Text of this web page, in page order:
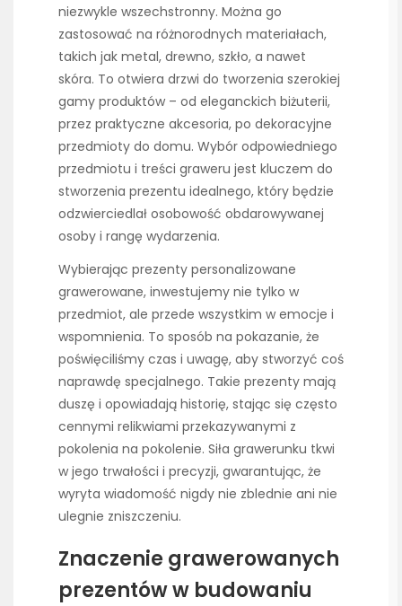
niezwykle wszechstronny. Można go
zastosować na różnorodnych materiałach,
takich jak metal, drewno, szkło, a nawet
skóra. To otwiera drzwi do tworzenia szerokiej
gamy produktów – od eleganckich biżuterii,
przez praktyczne akcesoria, po dekoracyjne
przedmioty do domu. Wybór odpowiedniego
przedmiotu i treści graweru jest kluczem do
stworzenia prezentu idealnego, który będzie
odzwierciedlał osobowość obdarowywanej
osoby i rangę wydarzenia.
Wybierając prezenty personalizowane
grawerowane, inwestujemy nie tylko w
przedmiot, ale przede wszystkim w emocje i
wspomnienia. To sposób na pokazanie, że
poświęciliśmy czas i uwagę, aby stworzyć coś
naprawdę specjalnego. Takie prezenty mają
duszę i opowiadają historię, stając się często
cennymi relikwiami przekazywanymi z
pokolenia na pokolenie. Siła grawerunku tkwi
w jego trwałości i precyzji, gwarantując, że
wyryta wiadomość nigdy nie zblednie ani nie
ulegnie zniszczeniu.
Znaczenie grawerowanych
prezentów w budowaniu